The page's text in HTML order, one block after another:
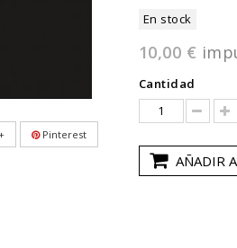
Pinterest
En stock
10,00 €
Cantidad
AÑADIR